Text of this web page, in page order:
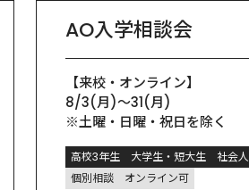
AO入学相談会
【来校・オンライン】
8/3(月)〜31(月)
※土曜・日曜・祝日を除く
高校3年生 大学生・短大生 社会人
個別相談
オンライン可